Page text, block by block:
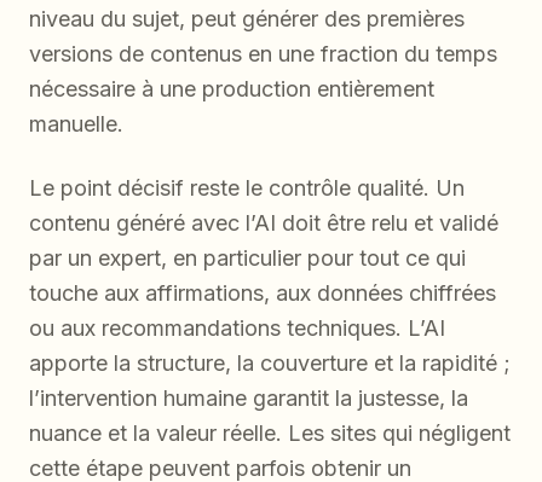
niveau du sujet, peut générer des premières
versions de contenus en une fraction du temps
nécessaire à une production entièrement
manuelle.
Le point décisif reste le contrôle qualité. Un
contenu généré avec l’AI doit être relu et validé
par un expert, en particulier pour tout ce qui
touche aux affirmations, aux données chiffrées
ou aux recommandations techniques. L’AI
apporte la structure, la couverture et la rapidité ;
l’intervention humaine garantit la justesse, la
nuance et la valeur réelle. Les sites qui négligent
cette étape peuvent parfois obtenir un